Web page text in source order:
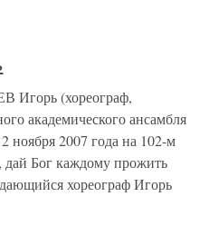
(хореограф,
академического ансамбля
ноября 2007 года на 102-м
дай Бог каждому прожить
хореограф Игорь